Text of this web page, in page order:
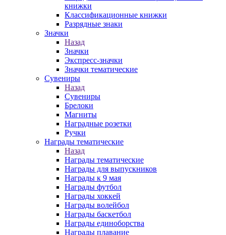
книжки
Классификационные книжки
Разрядные знаки
Значки
Назад
Значки
Экспресс-значки
Значки тематические
Сувениры
Назад
Сувениры
Брелоки
Магниты
Наградные розетки
Ручки
Награды тематические
Назад
Награды тематические
Награды для выпускников
Награды к 9 мая
Награды футбол
Награды хоккей
Награды волейбол
Награды баскетбол
Награды единоборства
Награды плавание